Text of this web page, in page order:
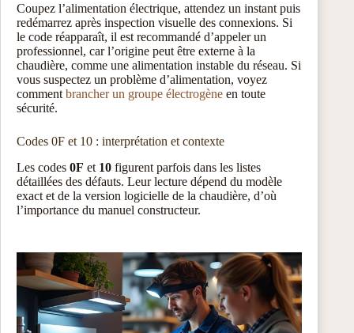
Coupez l’alimentation électrique, attendez un instant puis
redémarrez après inspection visuelle des connexions. Si
le code réapparaît, il est recommandé d’appeler un
professionnel, car l’origine peut être externe à la
chaudière, comme une alimentation instable du réseau. Si
vous suspectez un problème d’alimentation, voyez
comment brancher un groupe électrogène en toute
sécurité.
Codes 0F et 10 : interprétation et contexte
Les codes 0F et 10 figurent parfois dans les listes
détaillées des défauts. Leur lecture dépend du modèle
exact et de la version logicielle de la chaudière, d’où
l’importance du manuel constructeur.